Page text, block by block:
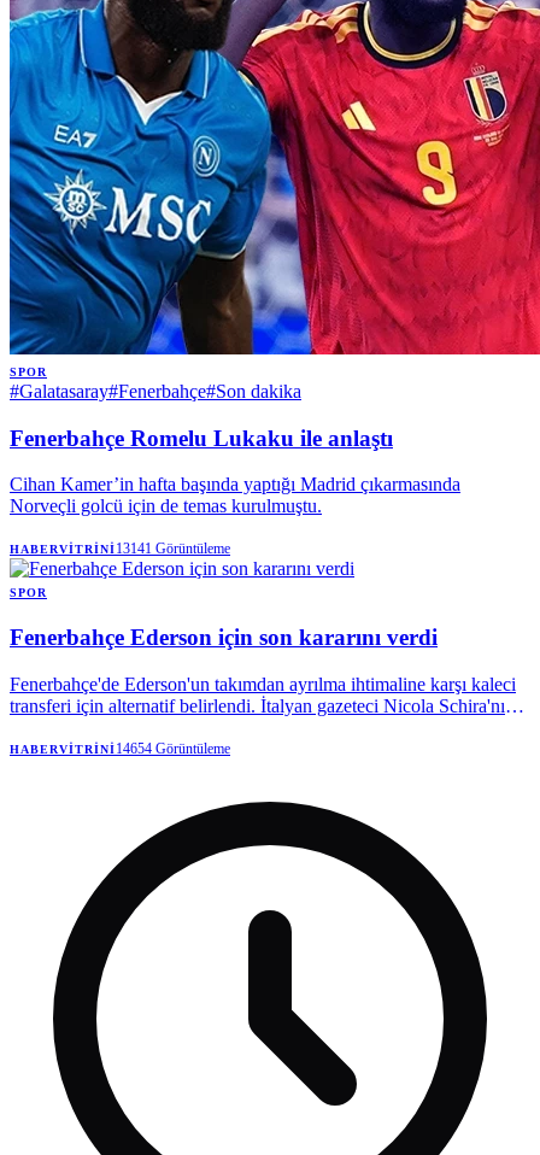
SPOR
#Galatasaray#Fenerbahçe#Son dakika
Fenerbahçe Romelu Lukaku ile anlaştı
Cihan Kamer’in hafta başında yaptığı Madrid çıkarmasında
Norveçli golcü için de temas kurulmuştu.
HABERVITRINI13141 Görüntüleme
SPOR
Fenerbahçe Ederson için son kararını verdi
Fenerbahçe'de Ederson'un takımdan ayrılma ihtimaline karşı kaleci
transferi için alternatif belirlendi. İtalyan gazeteci Nicola Schira'nın
Milinkovic-Savic için bilgi aldı.
HABERVITRINI14654 Görüntüleme